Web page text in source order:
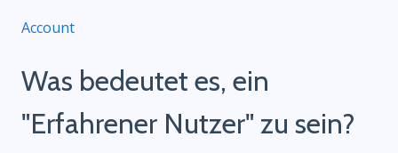
Account
Was bedeutet es, ein
"Erfahrener Nutzer" zu sein?